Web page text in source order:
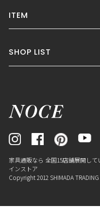
ITEM
SHOP LIST
家具通販なら 全国15店舗展開し
インストア
Copyright 2012 SHIMADA